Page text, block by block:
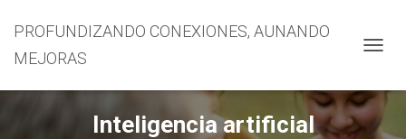
PROFUNDIZANDO CONEXIONES, AUNANDO
MEJORAS
Inteligencia artificial